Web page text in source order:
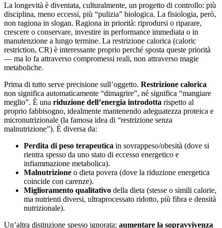
La longevità è diventata, culturalmente, un progetto di controllo: più
disciplina, meno eccessi, più “pulizia” biologica. La fisiologia, però,
non ragiona in slogan. Ragiona in priorità: riprodursi o riparare,
crescere o conservare, investire in performance immediata o in
manutenzione a lungo termine. La restrizione calorica (caloric
restriction, CR) è interessante proprio perché sposta queste priorità
— ma lo fa attraverso compromessi reali, non attraverso magie
metaboliche.
Prima di tutto serve precisione sull’oggetto. Restrizione calorica
non significa automaticamente “dimagrire”, né significa “mangiare
meglio”. È una riduzione dell’energia introdotta rispetto al
proprio fabbisogno, idealmente mantenendo adeguatezza proteica e
micronutrizionale (la famosa idea di “restrizione senza
malnutrizione”). È diversa da:
Perdita di peso terapeutica in sovrappeso/obesità (dove si
rientra spesso da uno stato di eccesso energetico e
infiammazione metabolica).
Malnutrizione o dieta povera (dove la riduzione energetica
coincide con carenze).
Miglioramento qualitativo della dieta (stesse o simili calorie,
ma nutrienti diversi, ultraprocessato ridotto, più fibra e densità
nutrizionale).
Un’altra distinzione spesso ignorata: aumentare la sopravvivenza